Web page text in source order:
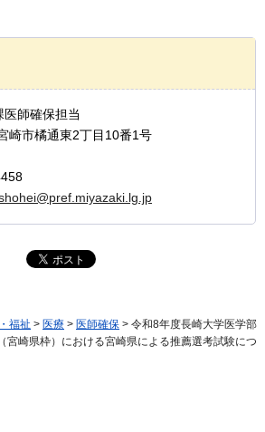
師確保担当
市橘通東2丁目10番1号
福祉 > 医療 > 医師確保 > 令和8年度長崎大学医学部
崎県枠）における宮崎県による推薦選考試験につ